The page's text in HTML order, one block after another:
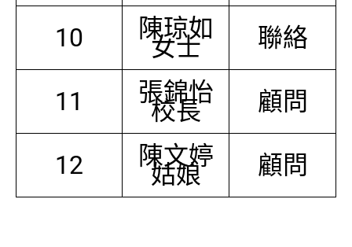
10 陳琼如
女士 聯絡
11 張錦怡
校長 顧問
12 陳文婷
姑娘 顧問